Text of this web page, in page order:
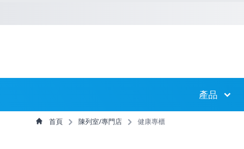
產品
首頁 陳列室/專門店 健康專櫃